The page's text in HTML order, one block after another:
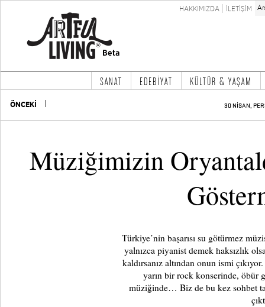
HAKKIMIZDA İLETİŞİM
SANAT EDEBİYAT KÜLTÜR & YAŞAM
ÖNCEKİ 30 NİSAN,
Müziğimizin
Türkiye’nin başarısı su götürmez
yalnızca piyanist demek haksızlık
kaldırsanız altından onun ismi
yarın bir rock konserinde,
müziğinde… Biz de bu kez sohbet